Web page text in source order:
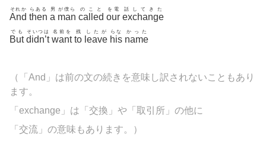
And
それか
then
らある
a
男
man
が僕ら
called
のこと
our
を電
exchange
話してきた
But
でも
didn’t
そいつは
want
名前を
to
残
leave
したが
his
らな
name
かった
（「And」は前の文の続きを意味し訳されないこともあり
ます。
「 exchange」は「交換」や「取引所」の他に
「交流」の意味もあります。
）